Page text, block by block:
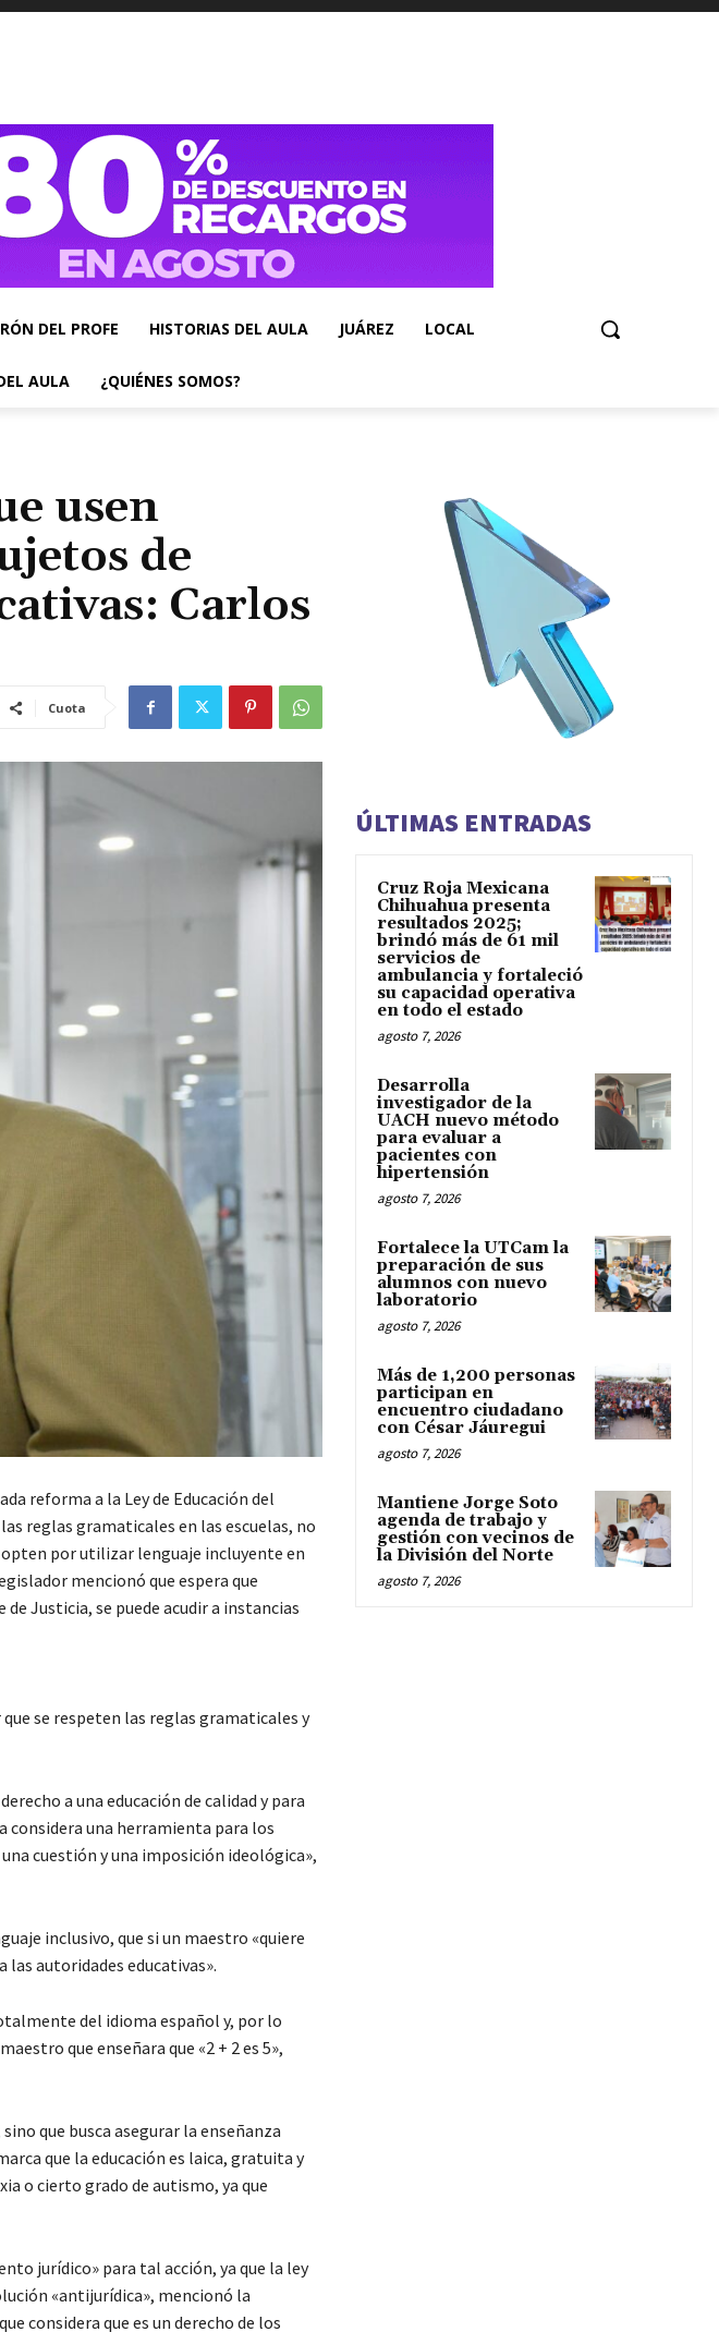
DEL PROFE HISTORIAS DEL AULA JUÁREZ LOCAL
AULA ¿QUIÉNES SOMOS?
usen
de
Carlos
Cuota
reforma a la Ley de Educación del
reglas gramaticales en las escuelas, no
por utilizar lenguaje incluyente en
mencionó que espera que
Justicia, se puede acudir a instancias
se respeten las reglas gramaticales y
a una educación de calidad y para
considera una herramienta para los
cuestión y una imposición ideológica»,
inclusivo, que si un maestro «quiere
autoridades educativas».
del idioma español y, por lo
que enseñara que «2 + 2 es 5»,
que busca asegurar la enseñanza
que la educación es laica, gratuita y
o cierto grado de autismo, ya que
jurídico» para tal acción, ya que la ley
«antijurídica», mencionó la
considera que es un derecho de los
ÚLTIMAS ENTRADAS
Cruz Roja Mexicana
Chihuahua presenta
resultados 2025;
brindó más de 61 mil
servicios de
ambulancia y fortaleció
su capacidad operativa
en todo el estado
agosto 7, 2026
Desarrolla
investigador de la
UACH nuevo método
para evaluar a
pacientes con
hipertensión
agosto 7, 2026
Fortalece la UTCam la
preparación de sus
alumnos con nuevo
laboratorio
agosto 7, 2026
Más de 1,200 personas
participan en
encuentro ciudadano
con César Jáuregui
agosto 7, 2026
Mantiene Jorge Soto
agenda de trabajo y
gestión con vecinos de
la División del Norte
agosto 7, 2026